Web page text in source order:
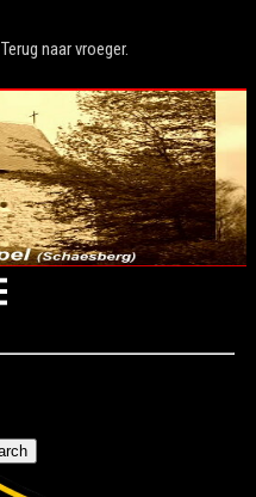
Terug naar vroeger.